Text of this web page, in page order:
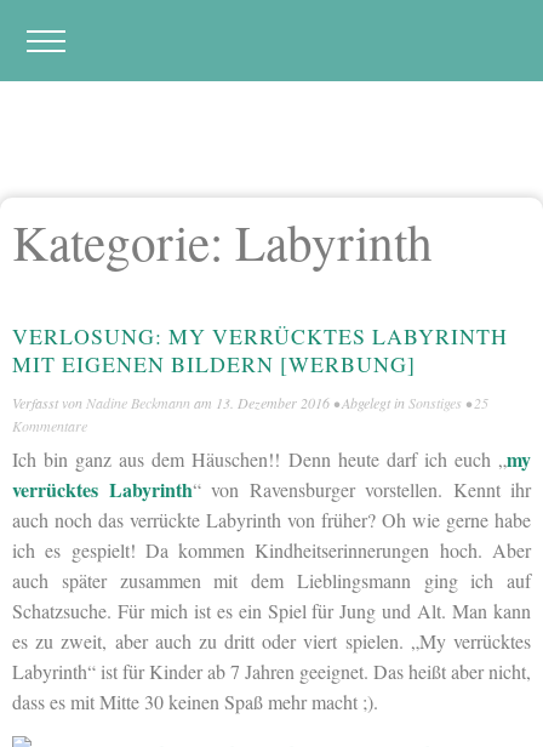
Kategorie: Labyrinth
VERLOSUNG: MY VERRÜCKTES LABYRINTH
MIT EIGENEN BILDERN [WERBUNG]
Verfasst von Nadine Beckmann am 13. Dezember 2016 • Abgelegt in Sonstiges •25
Kommentare
Ich bin ganz aus dem Häuschen!! Denn heute darf ich euch „my
verrücktes Labyrinth“ von Ravensburger vorstellen. Kennt ihr
auch noch das verrückte Labyrinth von früher? Oh wie gerne habe
ich es gespielt! Da kommen Kindheitserinnerungen hoch. Aber
auch später zusammen mit dem Lieblingsmann ging ich auf
Schatzsuche. Für mich ist es ein Spiel für Jung und Alt. Man kann
es zu zweit, aber auch zu dritt oder viert spielen. „My verrücktes
Labyrinth“ ist für Kinder ab 7 Jahren geeignet. Das heißt aber nicht,
dass es mit Mitte 30 keinen Spaß mehr macht ;).